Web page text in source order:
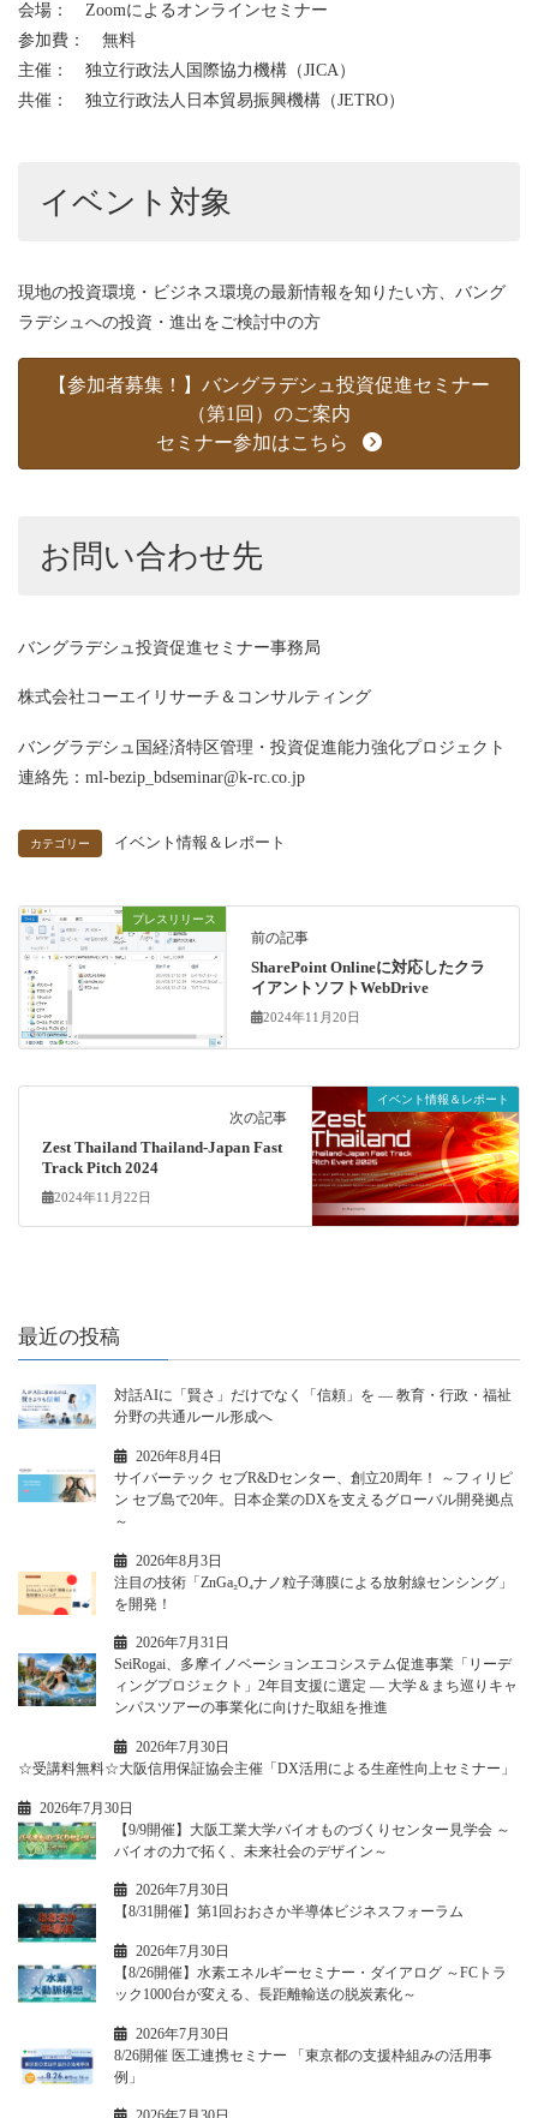
会場： Zoomによるオンラインセミナー
参加費： 無料
主催： 独立行政法人国際協力機構（JICA）
共催： 独立行政法人日本貿易振興機構（JETRO）
イベント対象
現地の投資環境・ビジネス環境の最新情報を知りたい方、バング
ラデシュへの投資・進出をご検討中の方
【参加者募集！】バングラデシュ投資促進セミナー
（第1回）のご案内
セミナー参加はこちら
お問い合わせ先
バングラデシュ投資促進セミナー事務局
株式会社コーエイリサーチ＆コンサルティング
バングラデシュ国経済特区管理・投資促進能力強化プロジェクト
連絡先：ml-bezip_bdseminar@k-rc.co.jp
カテゴリー イベント情報＆レポート
プレスリリース
前の記事
SharePoint Onlineに対応したクラ
イアントソフトWebDrive
2024年11月20日
イベント情報＆レポート
次の記事
Zest Thailand Thailand-Japan Fast
Track Pitch 2024
2024年11月22日
最近の投稿
対話AIに「賢さ」だけでなく「信頼」を ― 教育・行政・福祉
分野の共通ルール形成へ
2026年8月4日
サイバーテック セブR&Dセンター、創立20周年！ ～フィリピ
ン セブ島で20年。日本企業のDXを支えるグローバル開発拠点
～
2026年8月3日
注目の技術「ZnGa₂O₄ナノ粒子薄膜による放射線センシング」
を開発！
2026年7月31日
SeiRogai、多摩イノベーションエコシステム促進事業「リーデ
ィングプロジェクト」2年目支援に選定 ― 大学＆まち巡りキャ
ンパスツアーの事業化に向けた取組を推進
2026年7月30日
☆受講料無料☆大阪信用保証協会主催「DX活用による生産性向上セミナー」
2026年7月30日
【9/9開催】大阪工業大学バイオものづくりセンター見学会 ～
バイオの力で拓く、未来社会のデザイン～
2026年7月30日
【8/31開催】第1回おおさか半導体ビジネスフォーラム
2026年7月30日
【8/26開催】水素エネルギーセミナー・ダイアログ ～FCトラ
ック1000台が変える、長距離輸送の脱炭素化～
2026年7月30日
8/26開催 医工連携セミナー 「東京都の支援枠組みの活用事
例」